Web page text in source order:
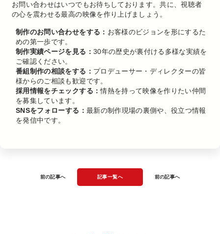
お問い合わせはいつでもお待ちしております。共に、視聴者
の心を震わせる最高の映像を作り上げましょう。
制作のお問い合わせをする： お客様のビジョンを形にするた
めの第一歩です。
制作実績ページを見る： 30年の歴史が裏付ける多様な実績を
ご確認ください。
番組制作の相談をする： プロデューサー・ディレクターの皆
様からのご相談も歓迎です。
採用情報をチェックする：情熱を持って映像を作りたい仲間
を募集しています。
SNSをフォローする： 最新の制作現場の裏側や、役立つ情報
を発信中です。
前の記事へ 記事一覧へ 前の記事へ